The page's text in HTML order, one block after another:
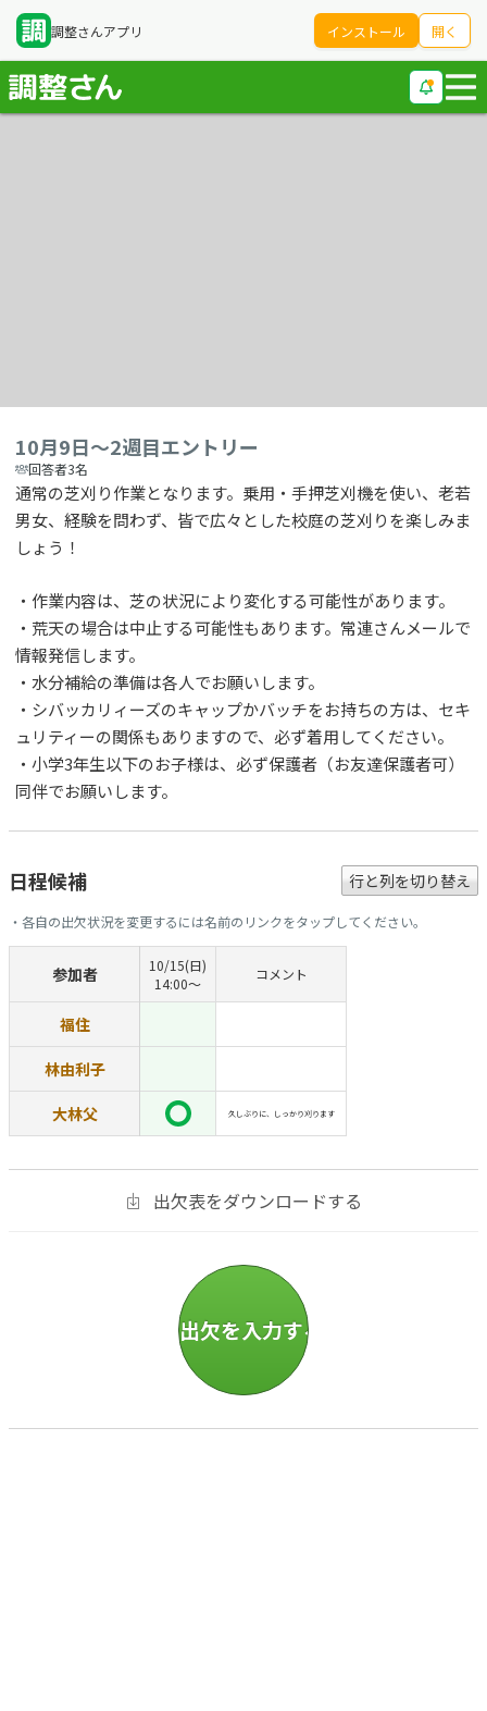
調整さんアプリ インストール 開く
10月9日〜2週目エントリー
回答者3名
通常の芝刈り作業となります。乗用・手押芝刈機を使い、老若
男女、経験を問わず、皆で広々とした校庭の芝刈りを楽しみま
しょう！
・作業内容は、芝の状況により変化する可能性があります。
・荒天の場合は中止する可能性もあります。常連さんメールで
情報発信します。
・水分補給の準備は各人でお願いします。
・シバッカリィーズのキャップかバッチをお持ちの方は、セキ
ュリティーの関係もありますので、必ず着用してください。
・小学3年生以下のお子様は、必ず保護者（お友達保護者可）
同伴でお願いします。
日程候補 行と列を切り替え
・各自の出欠状況を変更するには名前のリンクをタップしてください。
参加者
10/15(日)
14:00〜
コメント
福住
林由利子
大林父 久しぶりに、しっかり刈ります
出欠表をダウンロードする